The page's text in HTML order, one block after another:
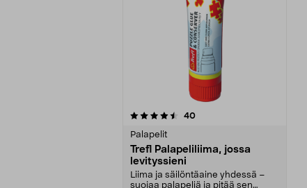
40arvostelut
Palapelit
Trefl Palapeliliima, jossa
levityssieni
Liima ja säilöntäaine yhdessä –
suojaa palapeliä ja pitää sen
5.0viidestä